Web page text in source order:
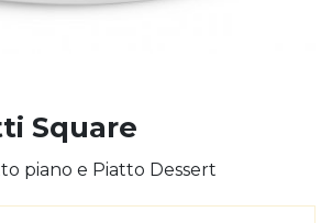
Square
piano e Piatto Dessert